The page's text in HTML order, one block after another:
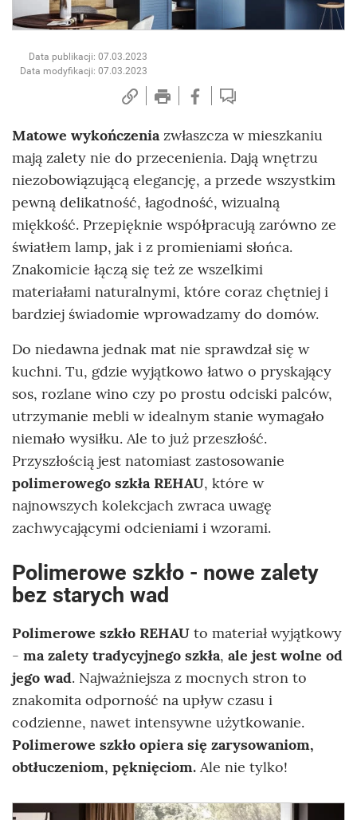
Data publikacji: 07.03.2023
Data modyfikacji: 07.03.2023
Matowe wykończeniazwłaszcza w mieszkaniu
mają zalety nie do przecenienia. Dają wnętrzu
niezobowiązującą elegancję, a przede wszystkim
pewną delikatność, łagodność, wizualną
miękkość. Przepięknie współpracują zarówno ze
światłem lamp, jak i z promieniami słońca.
Znakomicie łączą się też ze wszelkimi
materiałami naturalnymi, które coraz chętniej i
bardziej świadomie wprowadzamy do domów.
Do niedawna jednak mat nie sprawdzał się w
kuchni. Tu, gdzie wyjątkowo łatwo o pryskający
sos, rozlane wino czy po prostu odciski palców,
utrzymanie mebli w idealnym stanie wymagało
niemało wysiłku. Ale to już przeszłość.
Przyszłością jest natomiast zastosowanie
polimerowego szkła REHAU, które w
najnowszych kolekcjach zwraca uwagę
zachwycającymi odcieniami i wzorami.
Polimerowe szkło - nowe zalety
bez starych wad
Polimerowe szkło REHAU to materiał wyjątkowy
- ma zalety tradycyjnego szkła, ale jest wolne od
jego wad. Najważniejsza z mocnych stron to
znakomita odporność na upływ czasu i
codzienne, nawet intensywne użytkowanie.
Polimerowe szkło opiera się zarysowaniom,
obtłuczeniom, pęknięciom. Ale nie tylko!